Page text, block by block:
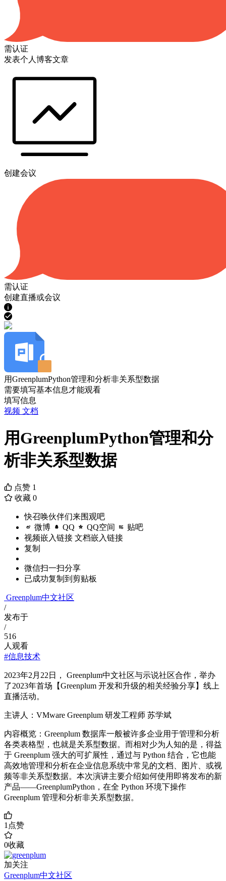
需认证
发表个人博客文章
创建会议
需认证
创建直播或会议
用GreenplumPython管理和分析非关系型数据
需要填写基本信息才能观看
填写信息
视频 文档
用GreenplumPython管理和分
析非关系型数据
点赞 1
收藏 0
快召唤伙伴们来围观吧
微博 QQ QQ空间 贴吧
视频嵌入链接 文档嵌入链接
复制
微信扫一扫分享
已成功复制到剪贴板
Greenplum中文社区
/
发布于
/
516
人观看
#信息技术
2023年2月22日， Greenplum中文社区与示说社区合作，举办
了2023年首场【Greenplum 开发和升级的相关经验分享】线上
直播活动。
主讲人：VMware Greenplum 研发工程师 苏学斌
内容概览：Greenplum 数据库一般被许多企业用于管理和分析
各类表格型，也就是关系型数据。而相对少为人知的是，得益
于 Greenplum 强大的可扩展性，通过与 Python 结合，它也能
高效地管理和分析在企业信息系统中常见的文档、图片、或视
频等非关系型数据。本次演讲主要介绍如何使用即将发布的新
产品——GreenplumPython，在全 Python 环境下操作
Greenplum 管理和分析非关系型数据。
1点赞
0收藏
加关注
Greenplum中文社区